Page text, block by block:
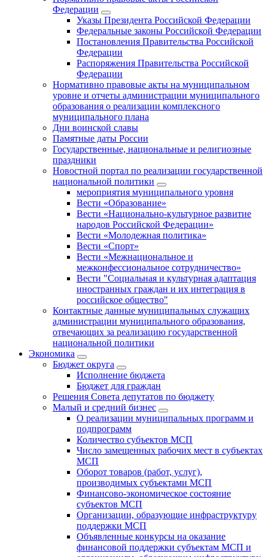
Федерации
Указы Президента Российской Федерации
Федеральные законы Российской Федерации
Постановления Правительства Российской
Федерации
Распоряжения Правительства Российской
Федерации
Нормативно правовые акты на муниципальном
уровне и отчеты администрации муниципального
образования о реализации комплексного
муниципального плана
Дни воинской славы
Памятные даты России
Государственные, национальные и религиозные
праздники
Новостной портал по реализации государственной
национальной политики
мероприятия муниципального уровня
Вести «Образование»
Вести «Национально-культурное развитие
народов Российской Федерации»
Вести «Молодежная политика»
Вести «Спорт»
Вести «Межнациональное и
межконфессиональное сотрудничество»
Вести "Социальная и культурная адаптация
иностранных граждан и их интеграция в
российское общество"
Контактные данные муниципальных служащих
администрации муниципального образования,
отвечающих за реализацию государственной
национальной политики
Экономика
Бюджет округa
Исполнение бюджета
Бюджет для граждан
Решения Совета депутатов по бюджету
Малый и средний бизнес
О реализации муниципальных программ и
подпрограмм
Количество субъектов МСП
Число замещенных рабочих мест в субъектах
МСП
Оборот товаров (работ, услуг),
производимых субъектами МСП
Финансово-экономическое состояние
субъектов МСП
Организации, образующие инфраструктуру
поддержки МСП
Объявленные конкурсы на оказание
финансовой поддержки субъектам МСП и